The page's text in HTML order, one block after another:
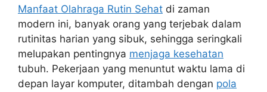
Manfaat Olahraga Rutin Sehat di zaman
modern ini, banyak orang yang terjebak dalam
rutinitas harian yang sibuk, sehingga seringkali
melupakan pentingnya menjaga kesehatan
tubuh. Pekerjaan yang menuntut waktu lama di
depan layar komputer, ditambah dengan pola